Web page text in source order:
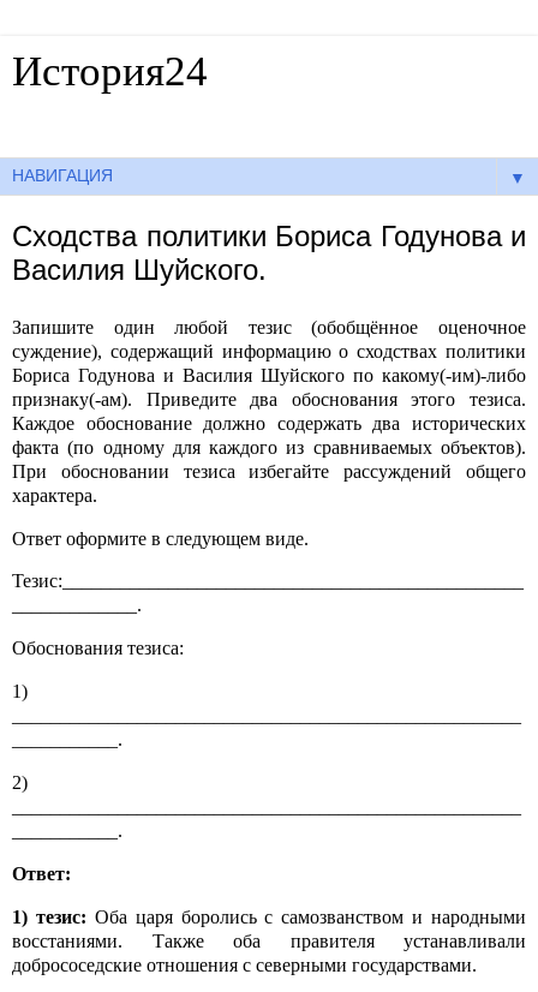
История24
▼
Сходства политики Бориса Годунова и
Василия Шуйского.
Запишите один любой тезис (обобщённое оценочное
суждение), содержащий информацию о сходствах политики
Бориса Годунова и Василия Шуйского по какому(-им)-либо
признаку(-ам). Приведите два обоснования этого тезиса.
Каждое обоснование должно содержать два исторических
факта (по одному для каждого из сравниваемых объектов).
При обосновании тезиса избегайте рассуждений общего
характера.
Ответ оформите в следующем виде.
Тезис:________________________________________________
_____________.
Обоснования тезиса:
1)
___________.
2)
___________.
Ответ:
1) тезис: Оба царя боролись с самозванством и народными
восстаниями. Также оба правителя устанавливали
добрососедские отношения с северными государствами.